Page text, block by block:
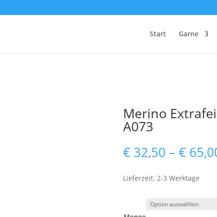
Start Garne
Merino
A073
€32,50 – €
Lieferzeit: 2-3 Werktage